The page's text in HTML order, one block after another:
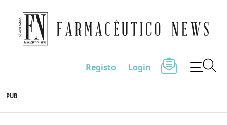
to
content
Farmacêutico News
Registo Login
PUB